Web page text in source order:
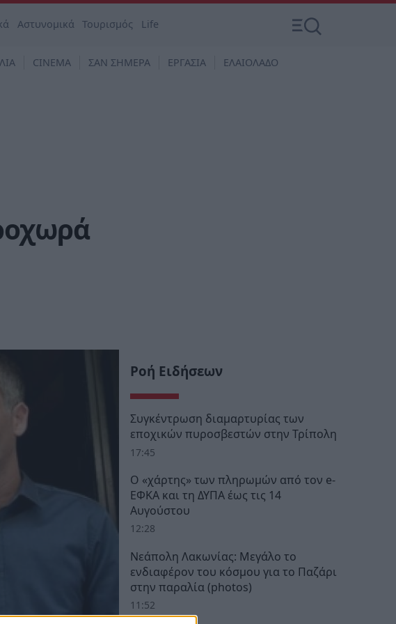
Αστυνομικά Τουρισμός Life
CINEMA ΣΑΝ ΣΗΜΕΡΑ ΕΡΓΑΣΙΑ ΕΛΑΙΟΛΑΔΟ
Ροή Ειδήσεων
Συγκέντρωση διαμαρτυρίας των
εποχικών πυροσβεστών στην Τρίπολη
17:45
Ο «χάρτης» των πληρωμών από τον e-
ΕΦΚΑ και τη ΔΥΠΑ έως τις 14
Αυγούστου
12:28
Νεάπολη Λακωνίας: Μεγάλο το
ενδιαφέρον του κόσμου για το Παζάρι
στην παραλία (photos)
11:52